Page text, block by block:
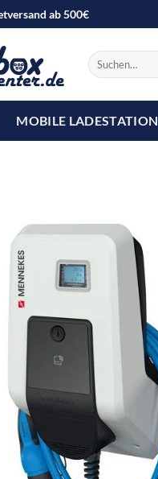
ab 500€
MOBILE LADESTATION